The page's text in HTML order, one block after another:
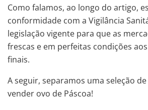
Como falamos, ao longo do artigo,
conformidade com a Vigilância
legislação vigente para que as
frescas e em perfeitas condições
finais.
A seguir, separamos uma seleção
vender ovo de Páscoa!